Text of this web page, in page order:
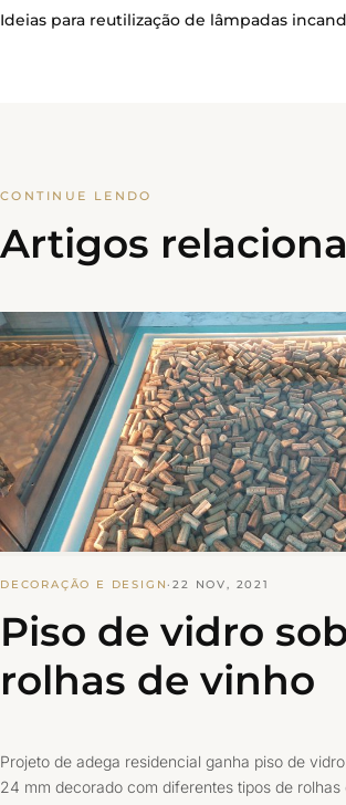
Ideias para reutilização de lâmpadas
CONTINUE LENDO
Artigos
DECORAÇÃO E DESIGN·22 NOV, 2021
Piso de vidro
rolhas de vinho
Projeto de adega residencial ganha piso de
24 mm decorado com diferentes tipos de rolhas